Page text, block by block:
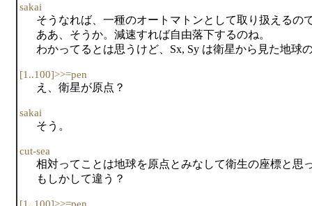
sakai
そうなれば、一種のオートマトンとして取り扱えるの
ああ、そうか。減速すれば自由落下するのね。
わかってるとは思うけど、Sx, Sy は衛星から見た地球
[1..100]>>=pen
え、衛星が原点？
sakai
そう。
cut-sea
相対ってことは地球を原点とみなして衛生の座標と思
もしかして違う？
[1..100]>>=pen